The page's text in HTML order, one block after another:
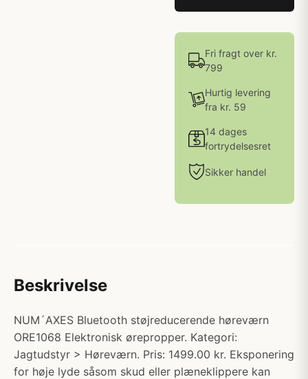
Fri fragt over kr.
799
Hurtig levering
fra kr. 59
14 dages
fortrydelsesret
Sikker handel
Beskrivelse
NUM´AXES Bluetooth støjreducerende høreværn
ORE1068 Elektronisk ørepropper. Kategori:
Jagtudstyr > Høreværn. Pris: 1499.00 kr. Eksponering
for høje lyde såsom skud eller plæneklippere kan